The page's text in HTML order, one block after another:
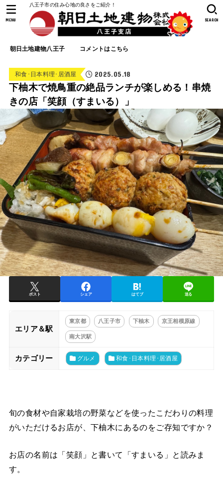
八王子市の住み心地の良さをご紹介！
朝日土地建物八王子 コメントはこちら
SEARCH
MENU
和食･日本料理･居酒屋 2025.05.18
下柚木で焼鳥重の絶品ランチが楽しめる！串焼
きの店「笑顔（すまいる）」
ポスト シェア はてブ 送る
エリア＆駅
東京都 八王子市 下柚木 京王相模原線
南大沢駅
カテゴリー グルメ 和食･日本料理･居酒屋
旬の食材や自家栽培の野菜などを使ったこだわりの料理
がいただけるお店が、下柚木にあるのをご存知ですか？
お店の名前は「笑顔」と書いて「すまいる」と読みま
す。